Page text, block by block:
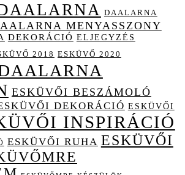
DAALARNA
MENYASSZONY
DEKORÁCIÓ ELJEGYZÉS
2018 ESKÜVŐ 2020
ESKÜVŐI BESZÁMOLÓ
DEKORÁCIÓ ESKÜVŐI
INSPIRÁCIÓ
ESKÜVŐI RUHA ESKÜVŐI